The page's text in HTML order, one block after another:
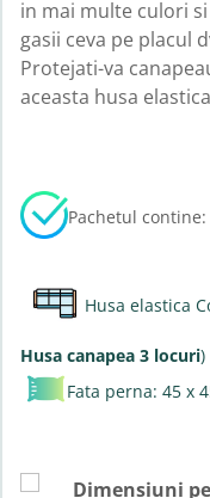
in mai multe culori
gasii ceva pe placul
Protejati-va
aceasta husa
Pachetul contine:
Husa elastica
Husa canapea 3 locuri)
Fata perna: 45 x
Dimensiuni